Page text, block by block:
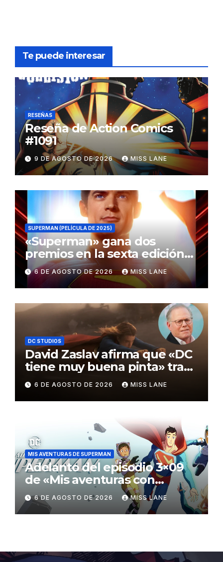
Te puede interesar
RESEÑAS
Reseña de Action Comics
#1091
9 DE AGOSTO DE 2026 MISS LANE
SUPERMAN (PELÍCULA DE 2025)
«Superman» gana dos
premios en la sexta edición
de los Critics Choice Super
Awards
6 DE AGOSTO DE 2026 MISS LANE
DC STUDIOS
David Zaslav afirma que «DC
tiene muy buena pinta» tras
el fracaso de «Supergirl»
6 DE AGOSTO DE 2026 MISS LANE
MIS AVENTURAS DE SUPERMAN
Adelanto del episodio 3×09
de «Mis aventuras con
Superman»
6 DE AGOSTO DE 2026 MISS LANE